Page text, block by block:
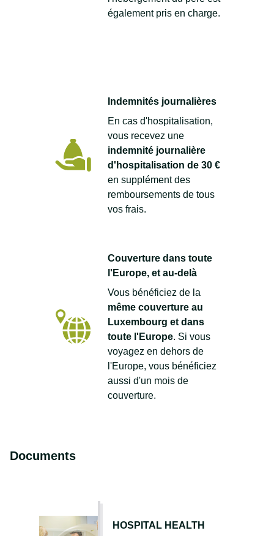
également pris en charge.
Indemnités journalières
En cas d'hospitalisation,
vous recevez une
indemnité journalière
d'hospitalisation de 30 €
en supplément des
remboursements de tous
vos frais.
Couverture dans toute
l'Europe, et au-delà
Vous bénéficiez de la
même couverture au
Luxembourg et dans
toute l'Europe. Si vous
voyagez en dehors de
l'Europe, vous bénéficiez
aussi d'un mois de
couverture.
Documents
HOSPITAL HEALTH